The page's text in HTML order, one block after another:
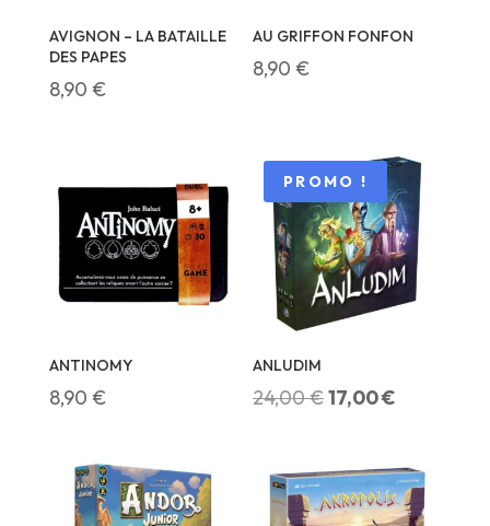
AVIGNON – LA BATAILLE
DES PAPES
8,90 €
AU GRIFFON FONFON
8,90€
ANTINOMY
8,90 €
PROMO !
ANLUDIM
24,00€Le
était :
24,00 €.
17,00€
est :
17,00 €.